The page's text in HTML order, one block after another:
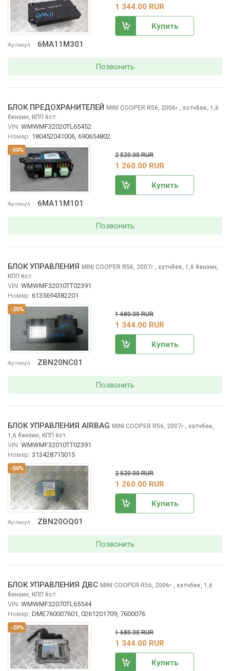
Артикул 6MA11M301
1 344.00 RUR
Купить
Позвонить
-50%
Артикул 6MA11M101
БЛОК ПРЕДОХРАНИТЕЛЕЙ MINI COOPER R56, 2006г. хэтчбек, 1,6
бензин, КПП 6ст.
VIN: WMWMF32020TL65452
Номер: 180452041006, 690654802
2 520.00 RUR
1 260.00 RUR
Купить
Позвонить
-20%
Артикул ZBN20NC01
БЛОК УПРАВЛЕНИЯ MINI COOPER R56, 2007г. хэтчбек, 1,6 бензин,
КПП 6ст.
VIN: WMWMF32010TT02391
Номер: 6135694382201
1 680.00 RUR
1 344.00 RUR
Купить
Позвонить
-50%
Артикул ZBN20OQ01
БЛОК УПРАВЛЕНИЯ AIRBAG MINI COOPER R56, 2007г. хэтчбек,
1,6 бензин, КПП 6ст.
VIN: WMWMF32010TT02391
Номер: 313428715015
2 520.00 RUR
1 260.00 RUR
Купить
Позвонить
-20%
БЛОК УПРАВЛЕНИЯ ДВС MINI COOPER R56, 2006г., хэтчбек, 1,6
бензин, КПП 6ст.
VIN: WMWMF32070TL65544
Номер: DME760007601, 0261201709, 7600076
1 680.00 RUR
1 344.00 RUR
Купить